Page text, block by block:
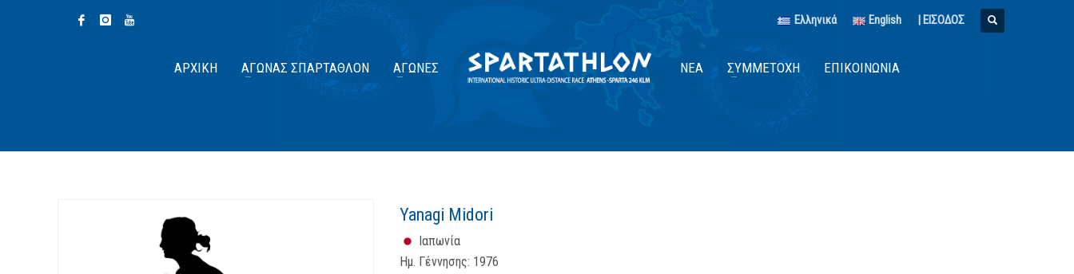
Ελληνικά English | ΕΙΣΟΔΟΣ
ΑΡΧΙΚΉ ΑΓΏΝΑΣ ΣΠΆΡΤΑΘΛΟΝ ΑΓΏΝΕΣ ΝΈΑ ΣΥΜΜΕΤΟΧΉ ΕΠΙΚΟΙΝΩΝΊΑ
Yanagi Midori
Ιαπωνία
Ημ. Γέννησης: 1976